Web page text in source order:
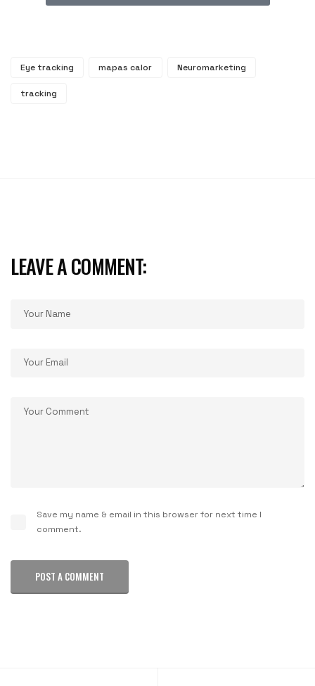
Eye tracking mapas calor Neuromarketing
tracking
LEAVE A COMMENT:
Save my name & email in this browser for next time I
comment.
POST A COMMENT